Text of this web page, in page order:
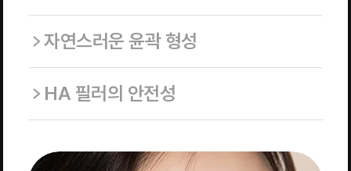
자연스러운 윤곽 형성
HA 필러의 안전성